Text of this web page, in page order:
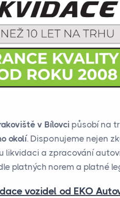
v Bílovci působí na
okolí. Disponujeme nejen
likvidaci a zpracování
platných norem a platné
vozidel od EKO